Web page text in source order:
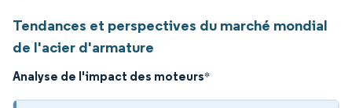
Tendances et perspectives du marché mondial
de l'acier d'armature
Analyse de l'impact des moteurs*